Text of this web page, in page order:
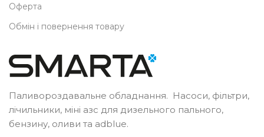
Оферта
Обмін і повернення товару
Паливороздавальне обладнання. Насоси, фільтри,
лічильники, міні азс для дизельного пального,
бензину, оливи та adblue.